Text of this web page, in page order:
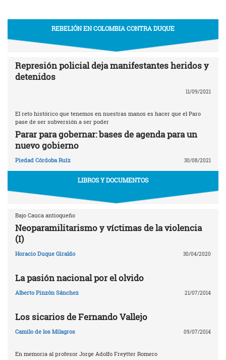
REBELIÓN EN COLOMBIA CONTRA DUQUE
Represión policial deja manifestantes heridos y
detenidos
11/09/2021
El reto histórico que tenemos en nuestras manos es hacer que el Paro
pase de ser subversión a ser poder
Parar para gobernar: bases de agenda para un
nuevo gobierno
Piedad Córdoba Ruíz 30/08/2021
LIBROS Y DOCUMENTOS
Bajo Cauca antioqueño
Neoparamilitarismo y víctimas de la violencia
(I)
Horacio Duque Giraldo 30/04/2020
La pasión nacional por el olvido
Alberto Pinzón Sánchez 21/07/2014
Los sicarios de Fernando Vallejo
Camilo de los Milagros 09/07/2014
En memoria al profesor Jorge Adolfo Freytter Romero